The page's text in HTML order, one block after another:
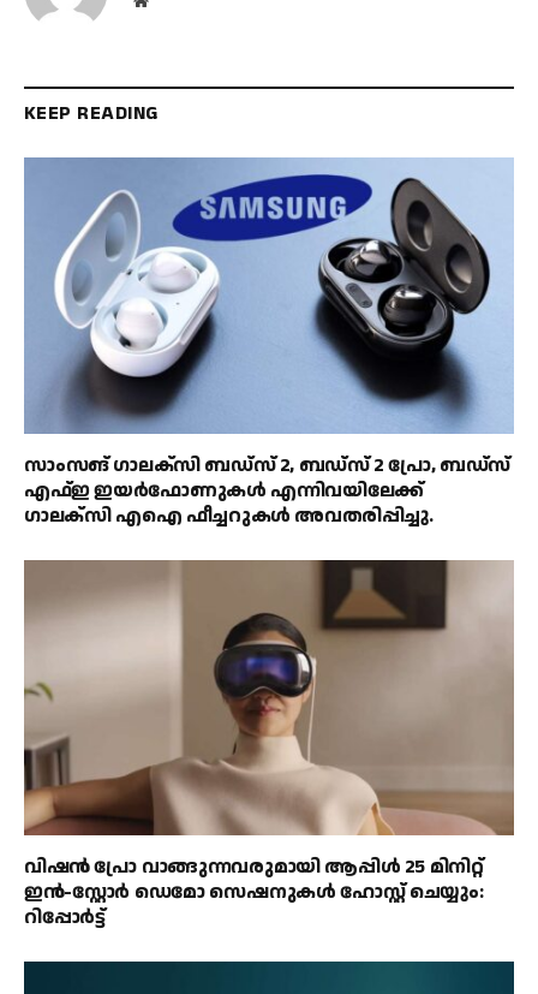
KEEP READING
സാംസങ് ഗാലക്‌സി ബഡ്‌സ് 2, ബഡ്‌സ് 2 പ്രോ, ബഡ്‌സ്
എഫ്ഇ ഇയർഫോണുകൾ എന്നിവയിലേക്ക്
ഗാലക്‌സി എഐ ഫീച്ചറുകൾ അവതരിപ്പിച്ചു.
വിഷൻ പ്രോ വാങ്ങുന്നവരുമായി ആപ്പിൾ 25 മിനിറ്റ്
ഇൻ-സ്റ്റോർ ഡെമോ സെഷനുകൾ ഹോസ്റ്റ് ചെയ്യും:
റിപ്പോർട്ട്